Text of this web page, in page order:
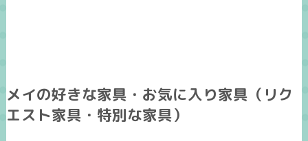
メイの好きな家具・お気に入り家具（リク
エスト家具・特別な家具）